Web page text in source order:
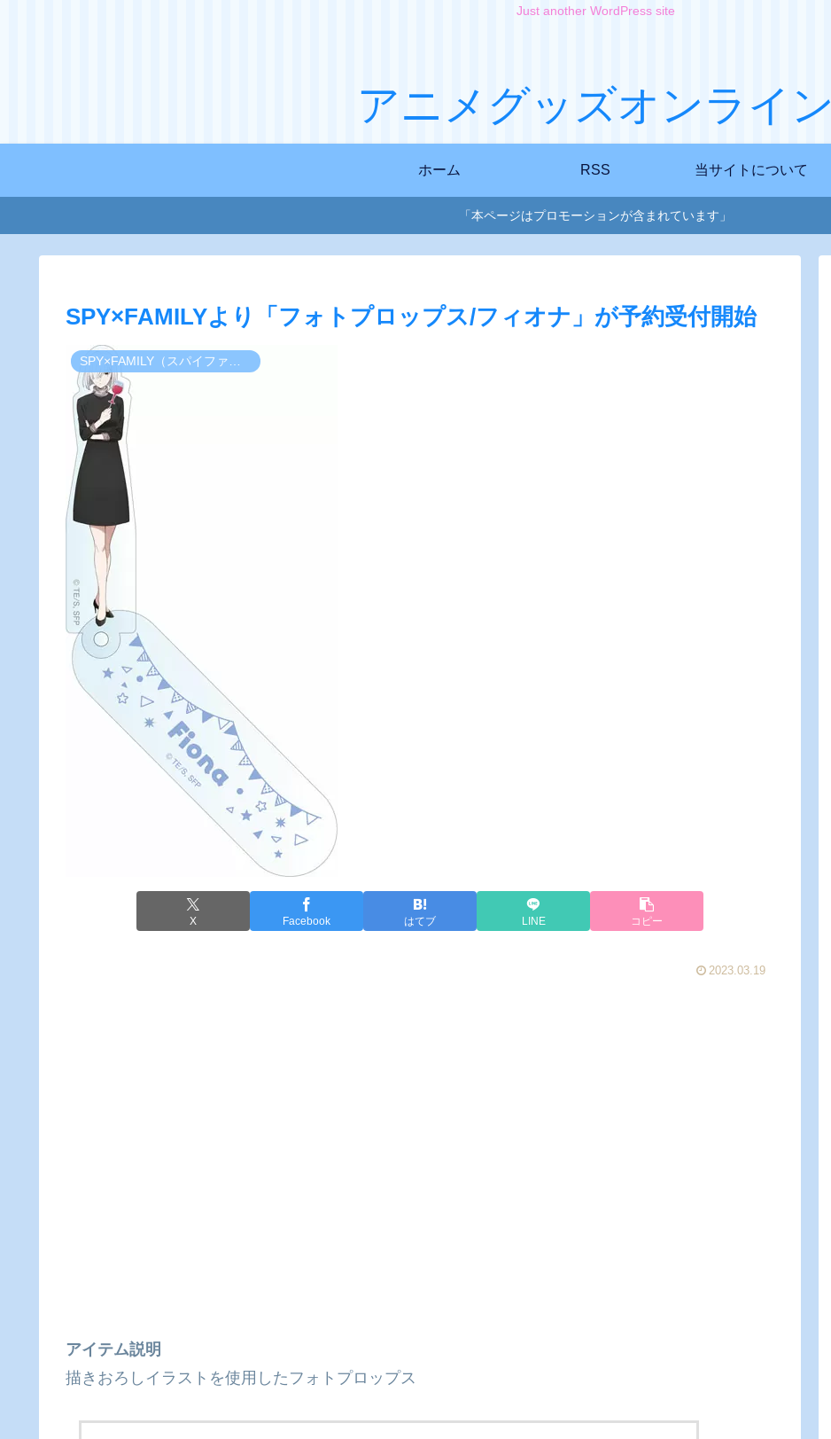
Just another WordPress site
アニメグッズオンライン
ホーム RSS 当サイトについて
「本ページはプロモーションが含まれています」
SPY×FAMILYより「フォトプロップス/フィオナ」が予約受付開始
X Facebook はてブ LINE コピー
2023.03.19
アイテム説明
描きおろしイラストを使用したフォトプロップス